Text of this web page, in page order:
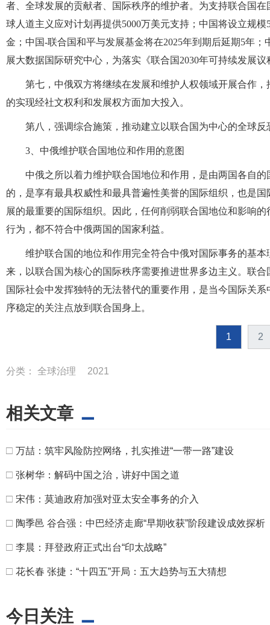
者、全球发展的贡献者、国际秩序的维护者。为支持联合国
球人道主义应对计划再提供5000万美元支持；中国将设立规
金；中国-联合国和平与发展基金将在2025年到期后延期5年
展大数据国际研究中心，为落实《联合国2030年可持续发展
第七，中俄双方将继续在发展和维护人权领域开展合作
的实现经社文权利和发展权方面加大投入。
第八，强调综合施策，推动建立以联合国为中心的全球反
3、中俄维护联合国地位和作用的意图
中俄之所以着力维护联合国地位和作用，是由两国各自
的，是享有最具权威性和最具普遍性美誉的国际组织，也是
展的最重要的国际组织。因此，任何削弱联合国地位和影响
行为，都不符合中俄两国的国家利益。
维护联合国的地位和作用完全符合中俄对国际事务的基
来，以联合国为核心的国际秩序需要推进世界多边主义。联
国际社会中发挥独特的无法替代的重要作用，是当今国际关
序稳定的关注点放到联合国身上。
1 2
分类： 全球治理 2021
相关文章
□ 万喆：筑牢风险防控网络，扎实推进“一带一路”建设
□ 张树华：解码中国之治，讲好中国之道
□ 宋伟：莫迪政府加强对亚太安全事务的介入
□ 陶季邑 谷合强：中巴经济走廊“早期收获”阶段建设成效探析
□ 李晨：拜登政府正式出台“印太战略”
□ 花长春 张捷：“十四五”开局：五大趋势与五大猜想
今日关注